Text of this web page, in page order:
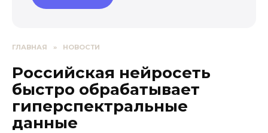
ГЛАВНАЯ » НОВОСТИ
Российская нейросеть
быстро обрабатывает
гиперспектральные
данные